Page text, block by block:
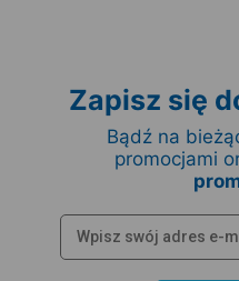
Zapisz się
Bądź na
promocjami